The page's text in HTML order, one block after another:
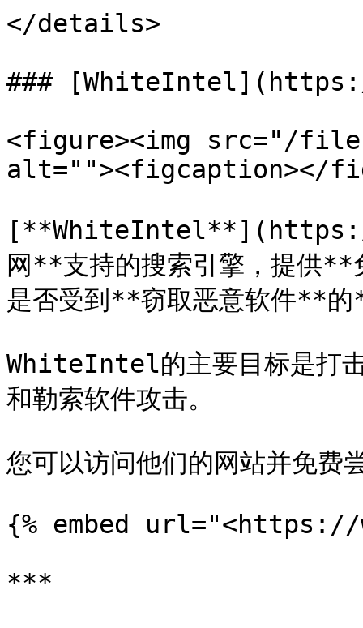
</details>
###
<figure><img src="/
alt=""><figcaption></
网**支持的搜索引擎，提供**
是否受到**窃取恶意软件**
WhiteIntel的主要目标是打击
和勒索软件攻击。
您可以访问他们的网站并免费
{% embed
***